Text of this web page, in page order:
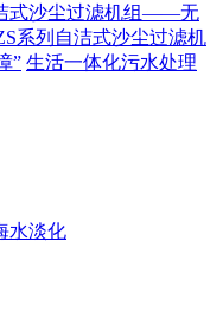
式沙尘过滤机组——无
系列自洁式沙尘过滤机
” 生活一体化污水处理
水淡化